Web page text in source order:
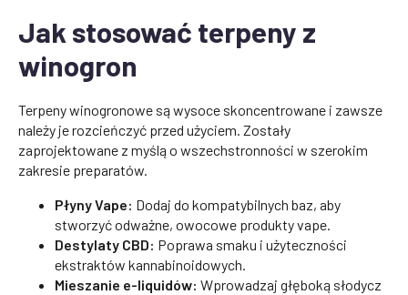
Jak stosować terpeny z
winogron
Terpeny winogronowe są wysoce skoncentrowane i zawsze
należy je rozcieńczyć przed użyciem. Zostały
zaprojektowane z myślą o wszechstronności w szerokim
zakresie preparatów.
Płyny Vape: Dodaj do kompatybilnych baz, aby
stworzyć odważne, owocowe produkty vape.
Destylaty CBD: Poprawa smaku i użyteczności
ekstraktów kannabinoidowych.
Mieszanie e-liquidów: Wprowadzaj głęboką słodycz